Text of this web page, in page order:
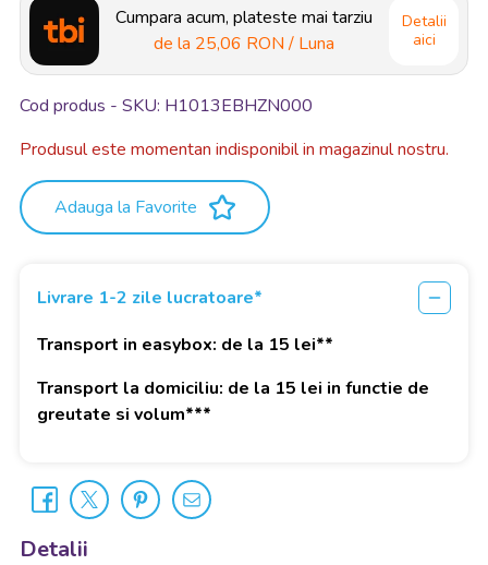
Cumpara acum, plateste mai tarziu
de la 25,06 RON / Luna
Detalii
aici
Cod produs - SKU H1013EBHZN000
Produsul este momentan indisponibil in magazinul nostru.
Adauga la Favorite
Livrare 1-2 zile lucratoare*
Transport in easybox: de la 15 lei**
Transport la domiciliu: de la 15 lei in functie de
greutate si volum***
Detalii